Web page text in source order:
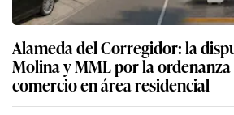
Alameda del Corregidor: la
Molina y MML por la
comercio en área residencial